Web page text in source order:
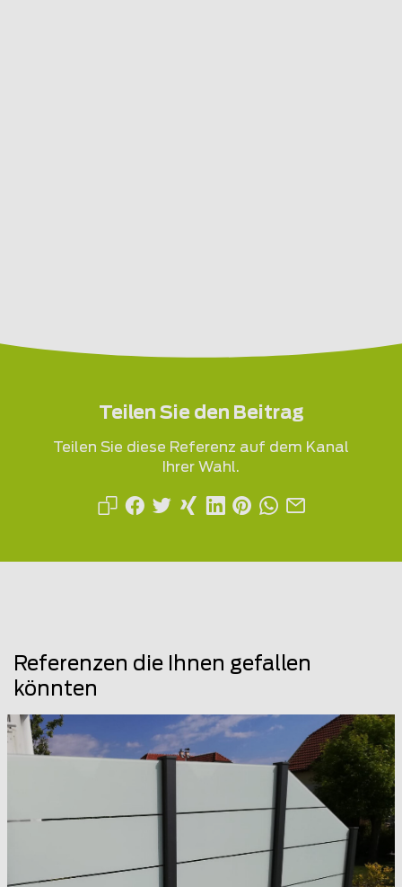
Teilen Sie den Beitrag
Teilen Sie diese Referenz auf dem Kanal
Ihrer Wahl.
Referenzen die Ihnen gefallen
könnten